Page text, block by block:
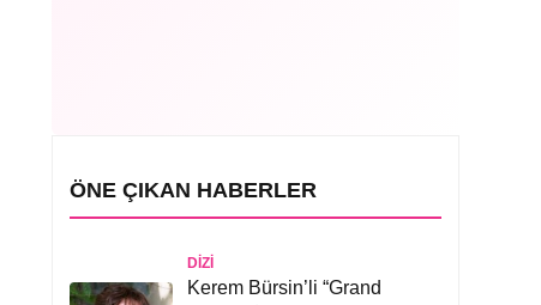
ÖNE ÇIKAN HABERLER
DIZI
Kerem Bürsin’li “Grand